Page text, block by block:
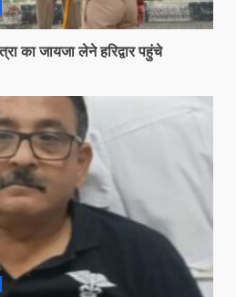
का जायजा लेने हरिद्वार पहुंचे